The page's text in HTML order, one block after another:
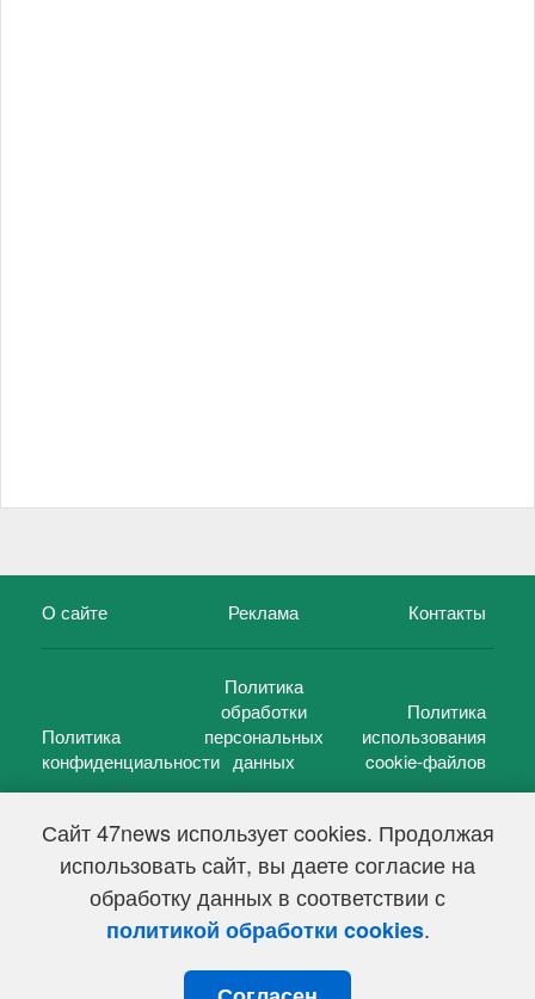
Сайт 47news использует cookies. Продолжая
использовать сайт, вы даете согласие на
обработку данных в соответствии с
политикой обработки cookies.
О сайте Реклама Контакты
Политика
конфиденциальности
Политика
обработки
персональных
данных
Политика
использования
cookie-файлов
47 новостей (47 news)2005 — 2026 г.
Свидетельство о регистрации СМИ Эл № ФС 77-39848, выдано
Федеральной службой по надзору в сфере связи,
информационных технологий и массовых коммуникаций